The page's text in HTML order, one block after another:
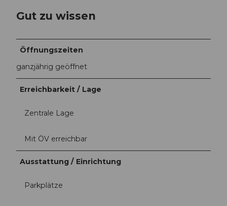
Gut zu wissen
Öffnungszeiten
ganzjährig geöffnet
Erreichbarkeit / Lage
Zentrale Lage
Mit ÖV erreichbar
Ausstattung / Einrichtung
Parkplätze